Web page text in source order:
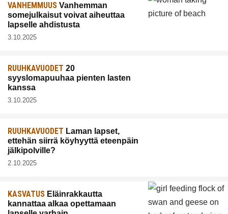
VANHEMMUUS Vanhemman
somejulkaisut voivat aiheuttaa
lapselle ahdistusta
3.10.2025
RUUHKAVUODET 20
syyslomapuuhaa pienten lasten
kanssa
3.10.2025
RUUHKAVUODET Laman lapset,
ettehän siirrä köyhyyttä eteenpäin
jälkipolville?
2.10.2025
KASVATUS Eläinrakkautta
kannattaa alkaa opettamaan